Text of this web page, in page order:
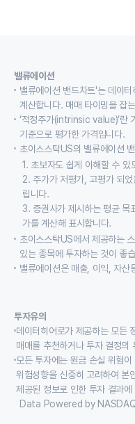
밸류에이션
밸류에이션 밴드차트'는 데이
계산합니다. 매매 타이밍을 잡
‘적정주가(intrinsic value)’란
기준으로 평가한 가격입니다.
초이스스탁US의 밸류에이션
1. 초보자도 쉽게 이해할 수
2. 주가가 저평가, 고평가 되
립니다.
3. 증권사가 제시하는 평균 목
가를 계산해 표시합니다.
초이스스탁US에서 제공하는
있는 종목에 투자하는 것이 좋
밸류에이션은 매출, 이익, 자산
투자유의
데이터히어로가 제공하는 모든
매매를 추천하거나 투자 결정의
모든 투자에는 원금 손실 위험
위험성향을 신중히 고려하여 본
제공된 정보로 인한 투자 결과
Data Powered by